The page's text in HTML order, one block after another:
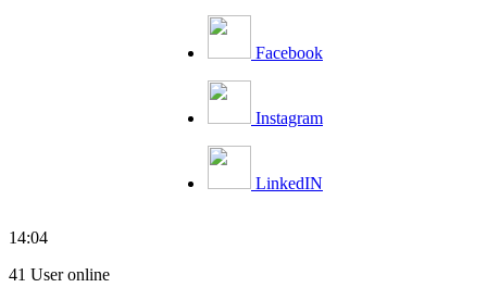
Facebook
Instagram
LinkedIN
14:04
41 User online